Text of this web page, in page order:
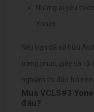
Những ai yêu
Yonex.
Nếu bạn đã sở hữu
trang phục, giày và
nghiệm thi đấu trở nên
Mua VCLS#3
đâu?